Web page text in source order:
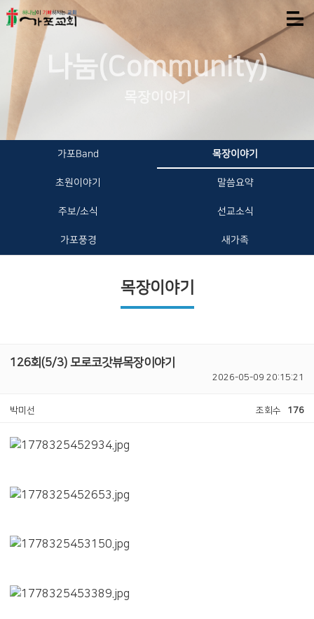
나눔(Community)
목장이야기
가포Band 목장이야기
초원이야기 말씀요약
주보/소식 선교소식
가포풍경 새가족
목장이야기
126회(5/3) 모로코갓뷰목장이야기
2026-05-09 20:15:21
박미선 조회수 176